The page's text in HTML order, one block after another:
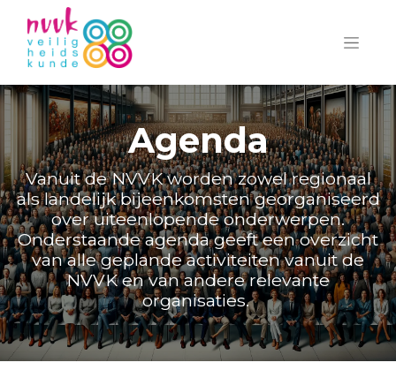
Agenda
Vanuit de NVVK worden zowel regionaal
als landelijk bijeenkomsten georganiseerd
over uiteenlopende onderwerpen.
Onderstaande agenda geeft een overzicht
van alle geplande activiteiten vanuit de
NVVK en van andere relevante
organisaties.